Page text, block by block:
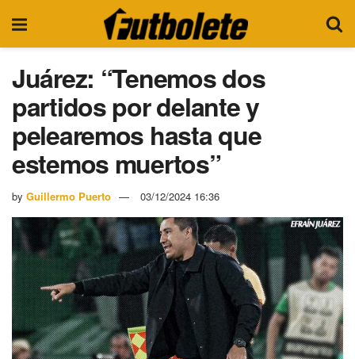
Juárez: “Tenemos dos
partidos por delante y
pelearemos hasta que
estemos muertos”
by Guillermo Puerto 03/12/2024 16:36